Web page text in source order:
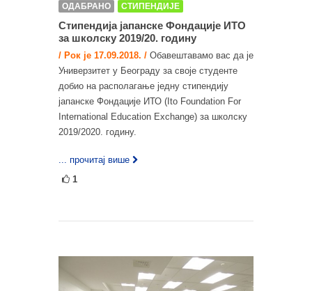
ОДАБРАНО СТИПЕНДИЈЕ
Стипендија јапанске Фондације ИТО
за школску 2019/20. годину
/ Рок је 17.09.2018. / Обавештавамо вас да је
Универзитет у Београду за своје студенте
добио на располагање једну стипендију
јапанске Фондације ИТО (Ito Foundation For
International Education Exchange) за школску
2019/2020. годину.
... прочитај више
1